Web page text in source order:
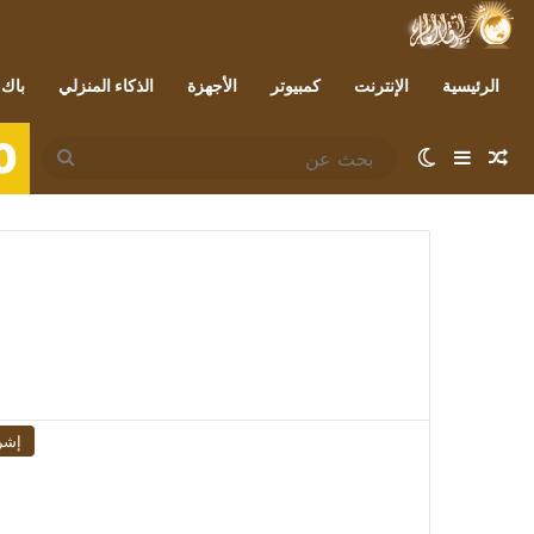
الرئيسية الإنترنت كمبيوتر الأجهزة الذكاء المنزلي
مقال عشوائي
إضافة عمود جانبي
الوضع المظلم
بحث
عن